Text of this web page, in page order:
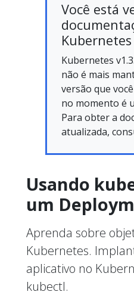
Você está
Kubernetes
não é mais
versão que
no momento é
Para obter a
atualizada,
Usando
um
Aprenda sobre
Kubernetes.
aplicativo no
kubectl.